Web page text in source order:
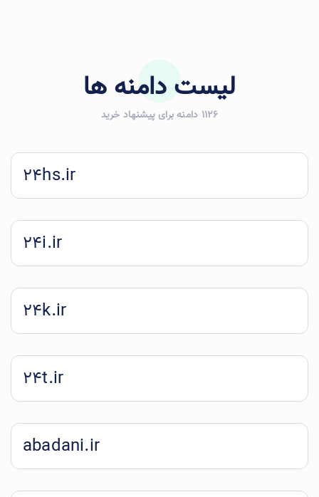
لیست دامنه ها
1126 دامنه برای پیشنهاد خرید
24hs.ir
24i.ir
24k.ir
24t.ir
abadani.ir